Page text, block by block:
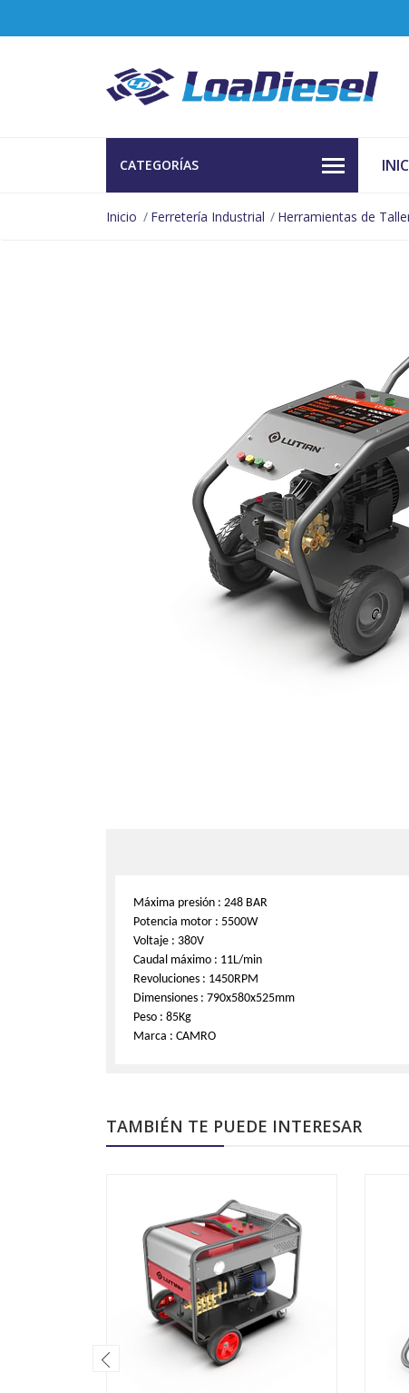
CATEGORÍAS
Inicio Ferretería Industrial Herramientas de
Máxima presión : 248 BAR
Potencia motor : 5500W
Voltaje : 380V
Caudal máximo : 11L/min
Revoluciones : 1450RPM
Dimensiones : 790x580x525mm
Peso : 85Kg
Marca : CAMRO
TAMBIÉN TE PUEDE INTERESAR